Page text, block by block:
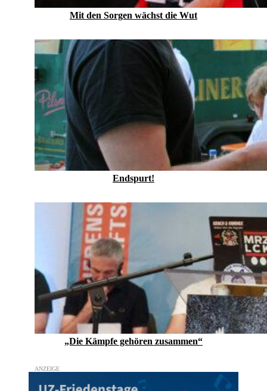
Mit den Sorgen wächst die Wut
Endspurt!
„Die Kämpfe gehören zusammen“